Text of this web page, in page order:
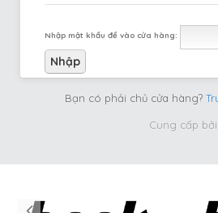
Nhập mật khẩu để vào cửa hàng:
Bạn có phải chủ cửa hàng?
Cung cấp bởi